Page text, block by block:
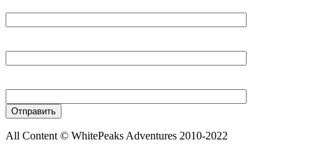
All Content © WhitePeaks Adventures 2010-2022